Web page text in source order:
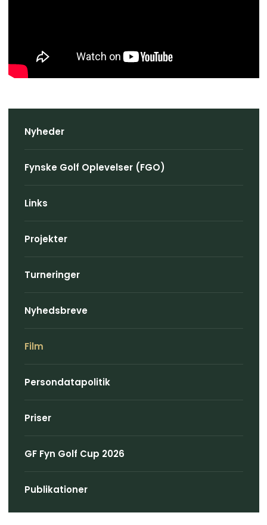
Nyheder
Fynske Golf Oplevelser (FGO)
Links
Projekter
Turneringer
Nyhedsbreve
Film
Persondatapolitik
Priser
GF Fyn Golf Cup 2026
Publikationer